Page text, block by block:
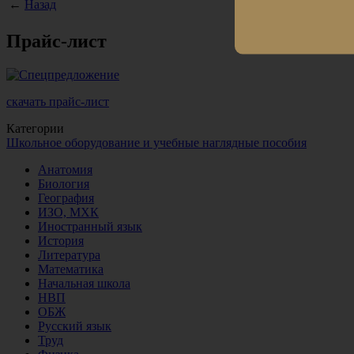
← Назад
Прайс-лист
скачать прайс-лист
Категории
Школьное оборудование и учебные наглядные пособия
Анатомия
Биология
География
ИЗО, МХК
Иностранный язык
История
Литература
Математика
Начальная школа
НВП
ОБЖ
Русский язык
Труд